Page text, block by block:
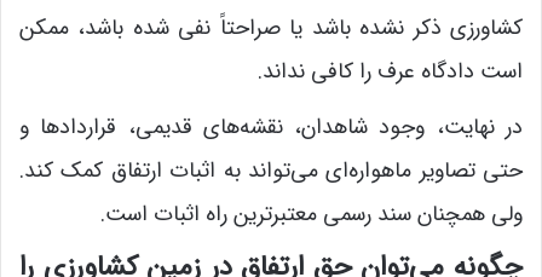
کشاورزی ذکر نشده باشد یا صراحتاً نفی شده باشد، ممکن
است دادگاه عرف را کافی نداند.
در نهایت، وجود شاهدان، نقشه‌های قدیمی، قراردادها و
حتی تصاویر ماهواره‌ای می‌تواند به اثبات ارتفاق کمک کند.
ولی همچنان سند رسمی معتبرترین راه اثبات است.
چگونه می‌توان حق ارتفاق در زمین کشاورزی را